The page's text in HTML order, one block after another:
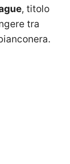
, titolo
tra